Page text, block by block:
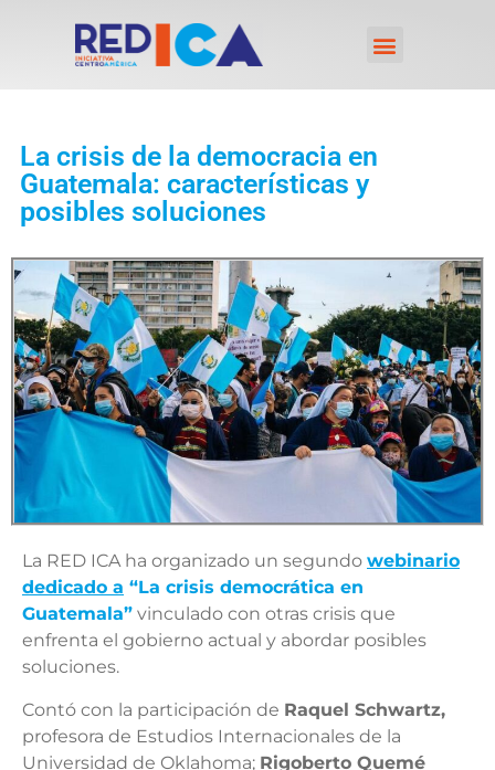
La crisis de la democracia en
Guatemala: características y
posibles soluciones
La RED ICA ha organizado un segundo webinario
dedicado a “La crisis democrática en
Guatemala” vinculado con otras crisis que
enfrenta el gobierno actual y abordar posibles
soluciones.
Contó con la participación de Raquel Schwartz,
profesora de Estudios Internacionales de la
Universidad de Oklahoma; Rigoberto Quemé